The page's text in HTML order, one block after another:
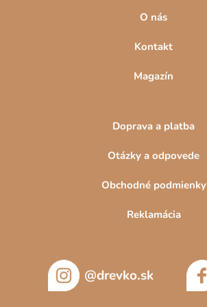
O nás
Kontakt
Magazín
Doprava a platba
Otázky a odpovede
Obchodné podmienky
Reklamácia
@drevko.sk